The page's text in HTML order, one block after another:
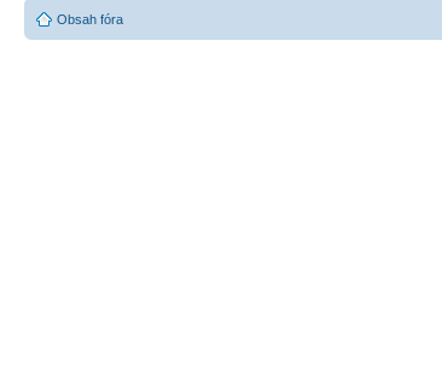
Obsah fóra